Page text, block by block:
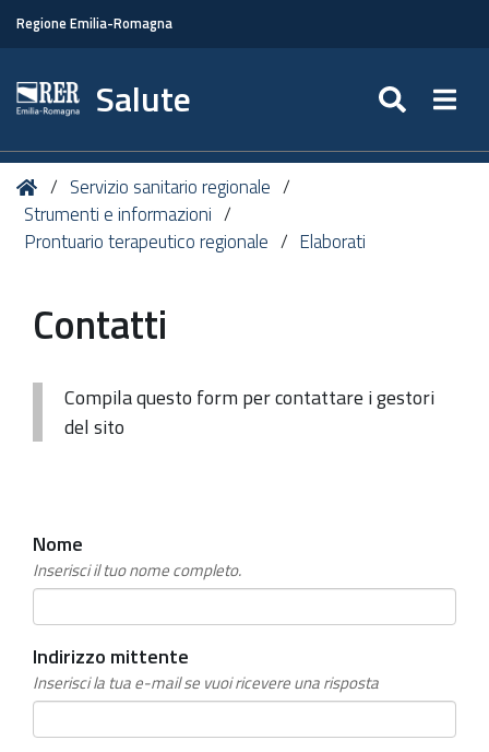
Regione Emilia-Romagna
Salute
Tu
sei
qui:
HomeServizio sanitario regionale
Strumenti e informazioni
Prontuario terapeutico regionale
Elaborati
Contatti
Compila questo form per contattare i gestori
del sito
Nome
Inserisci il tuo nome completo.
Indirizzo mittente
Inserisci la tua e-mail se vuoi ricevere una risposta